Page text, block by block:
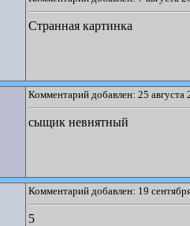
Странная картинка
Комментарий добавлен: 25 августа
сыщик невнятный
Комментарий добавлен: 19
5